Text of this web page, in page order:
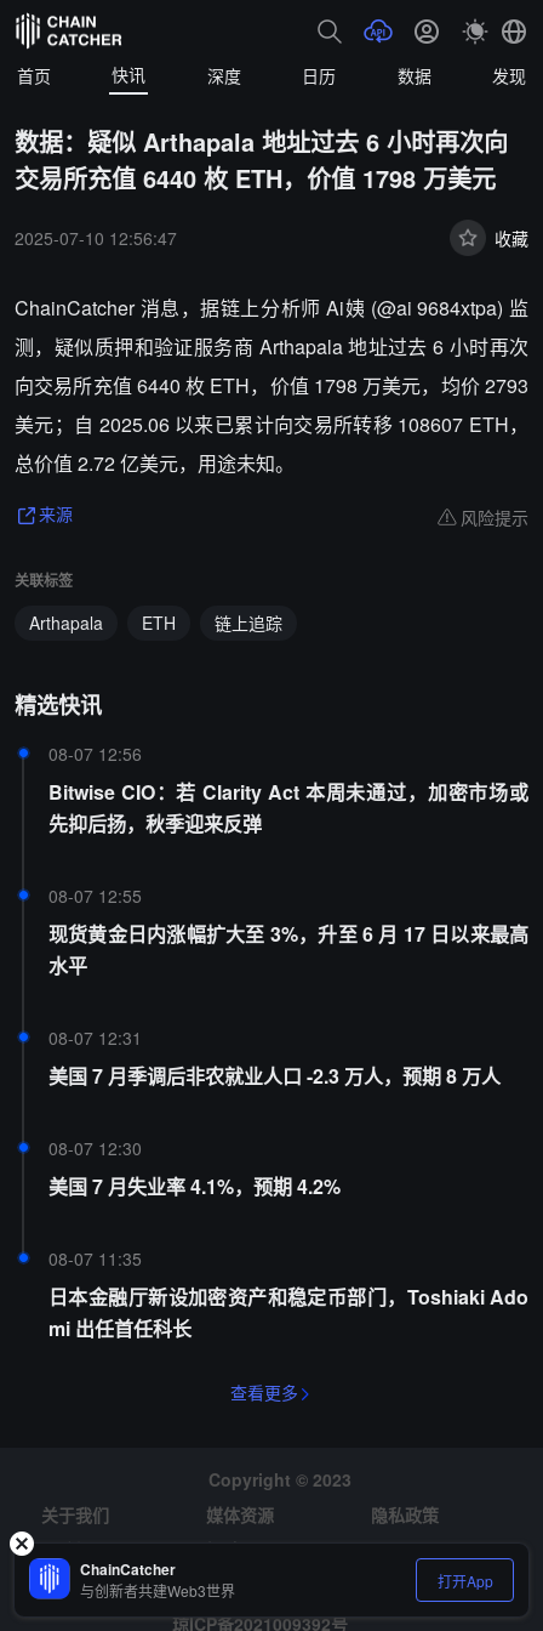
首页 快讯 深度 日历 数据 发现
数据：疑似 Arthapala 地址过去 6 小时再次向
交易所充值 6440 枚 ETH，价值 1798 万美元
2025-07-10 12:56:47 收藏
ChainCatcher 消息，据链上分析师 Ai姨 (@ai 9684xtpa) 监
测，疑似质押和验证服务商 Arthapala 地址过去 6 小时再次
向交易所充值 6440 枚 ETH，价值 1798 万美元，均价 2793
美元；自 2025.06 以来已累计向交易所转移 108607 ETH，
总价值 2.72 亿美元，用途未知。
来源 风险提示
关联标签
Arthapala ETH 链上追踪
精选快讯
08-07 12:56
Bitwise CIO：若 Clarity Act 本周未通过，加密市场或
先抑后扬，秋季迎来反弹
08-07 12:55
现货黄金日内涨幅扩大至 3%，升至 6 月 17 日以来最高
水平
08-07 12:31
美国 7 月季调后非农就业人口 -2.3 万人，预期 8 万人
08-07 12:30
美国 7 月失业率 4.1%，预期 4.2%
08-07 11:35
日本金融厅新设加密资产和稳定币部门，Toshiaki Ado
mi 出任首任科长
查看更多
Copyright © 2023
关于我们
媒体资源
隐私政策
风险提示
招聘
琼ICP备2021009392号
ChainCatcher
与创新者共建Web3世界 打开App